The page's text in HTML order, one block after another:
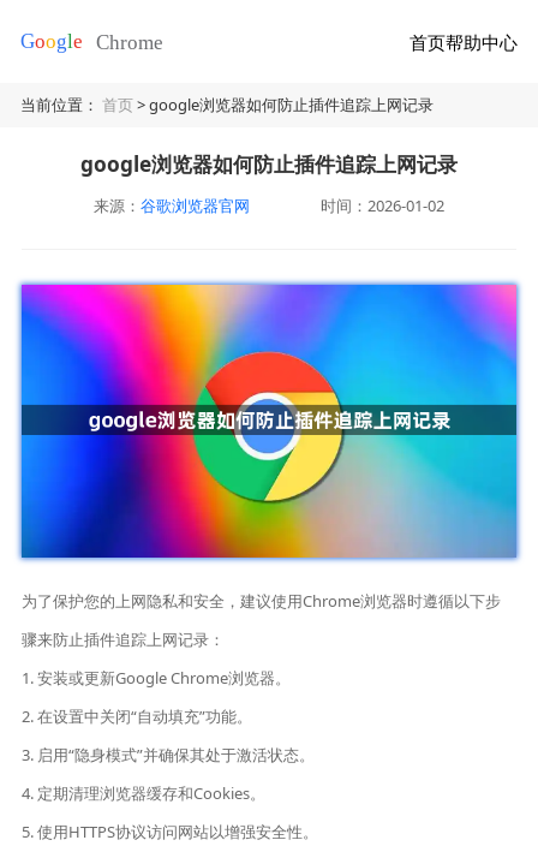
首页帮助中心
当前位置：首页> google浏览器如何防止插件追踪上网记录
google浏览器如何防止插件追踪上网记录
来源： 谷歌浏览器官网 时间：2026-01-02
为了保护您的上网隐私和安全，建议使用Chrome浏览器时遵循以下步
骤来防止插件追踪上网记录：
1. 安装或更新Google Chrome浏览器。
2. 在设置中关闭“自动填充”功能。
3. 启用“隐身模式”并确保其处于激活状态。
4. 定期清理浏览器缓存和Cookies。
5. 使用HTTPS协议访问网站以增强安全性。